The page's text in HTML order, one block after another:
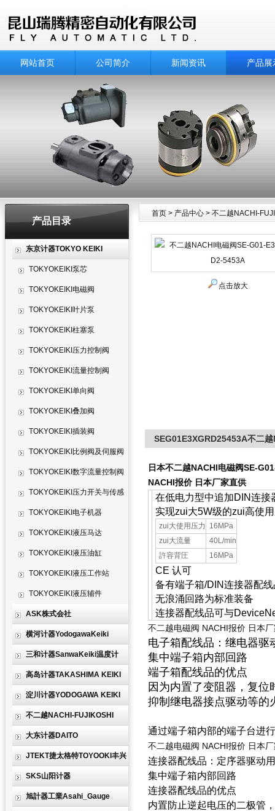
网站首页 公司简介 新闻资讯 产品展
产品目录
东京计器TOKYO KEIKI
TOKYOKEIKI泵芯
TOKYOKEIKI电磁阀
TOKYOKEIKI叶片泵
TOKYOKEIKI柱塞泵
TOKYOKEIKI压力控制阀
TOKYOKEIKI流量控制阀
TOKYOKEIKI单向阀
TOKYOKEIKI叠加阀
TOKYOKEIKI插装阀
TOKYOKEIKI比例阀及伺服阀
TOKYOKEIKI数字流量控制阀
TOKYOKEIKI压力开关与传感
器 TOKYOKEIKI电子机器
TOKYOKEIKI液压马达
TOKYOKEIKI液压油缸
TOKYOKEIKI液压工作站
TOKYOKEIKI液压辅件
ASK株式会社
横河计器YodogawaKeiki
三和计器SanwaKeiki温度计
高岛计器TAKASHIMA KEIKI
淀川计器YODOGAWA KEIKI
不二越NACHI-FUJIKOSHI
大东计器DAITO
JTEKT捷太格特TOYOOKI丰兴
SKS山阳计器
旭計器工業Asahi_Gauge
首页 > 产品中心 > 不二越NACHI-
点击放大
SEG01E3XGRD25453A不二
日本不二越NACHI电磁阀SE-
NACHI报价 日本厂家直供
在低电力型中追加DIN连
实现zui大5W级的zui高使
zui大使用压力 16MPa
zui大流量
40L/min
許容背圧
16MPa
CE 认可
备有端子箱/DIN连接器配
无浪涌回路为标准装备
连接器配线品可与
不二越电磁阀 NACHI报价 日本
电子箱配线品：继电器驱
集中端子箱内部回路
端子箱配线品的优点
因为内置了变阻器，复
抑制继电器接点驱动等的
通过端子箱内部的端子台进
不二越电磁阀 NACHI报价 日本
连接器配线品：定序器驱动
集中端子箱内部回路
连接器配线品的优点
内置防止逆起电压的二极管